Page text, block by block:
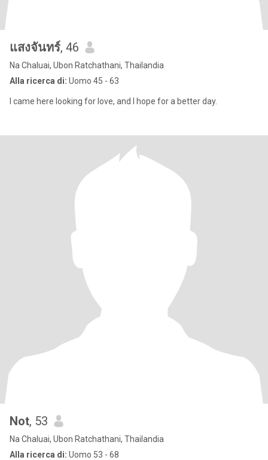
แสงจันทร์, 46
Na Chaluai, Ubon Ratchathani, Thailandia
Alla ricerca di: Uomo 45 - 63
I came here looking for love, and I hope for a better day.
Not, 53
Na Chaluai, Ubon Ratchathani, Thailandia
Alla ricerca di: Uomo 53 - 68